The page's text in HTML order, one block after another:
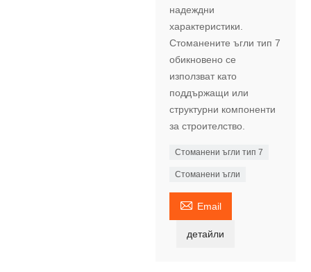
надеждни
характеристики.
Стоманените ъгли тип 7
​​обикновено се
използват като
поддържащи или
структурни компоненти
за строителство.
Стоманени ъгли тип 7
Стоманени ъгли
 Email
детайли